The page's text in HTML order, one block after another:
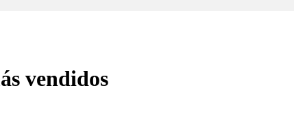
vendidos